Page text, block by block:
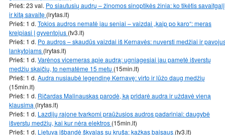
Prieš: 23 val. Po siautusių audrų – žinomos sinoptikės žinia: ko tikėtis savaitgalį
ir kitą savaitę (lrytas.lt)
Prieš: 1 d. Tokios audros nematė jau seniai – vaizdai „kaip po karo“: meras
kreipiasi į gyventojus (tv3.lt)
Prieš: 1 d. Po audros – skaudūs vaizdai iš Kernavės: nuversti medžiai ir
lankytojams (lrytas.lt)
Prieš: 1 d. Varėnos vicemeras apie audrą: ugniagesiai jau pametė išverstų
medžių skaičių, to nematėme 15 metų (15min.lt)
Prieš: 1 d. Audra nusiaubė legendinę Kernavę: virto ir lūžo daug medžių
(15min.lt)
Prieš: 1 d. Ričardas Malinauskas parodė, ką pridarė audra ir uždavė vieną
klausimą (lrytas.lt)
Prieš: 1 d. Lazdijų rajone tvarkomi praūžusios audros padariniai: daugybė
išverstų medžių, kai kur nėra elektros (15min.lt)
Prieš: 1 d. Lietuvą išbandė škvalas su kruša: kažkas baisaus (tv3.lt)